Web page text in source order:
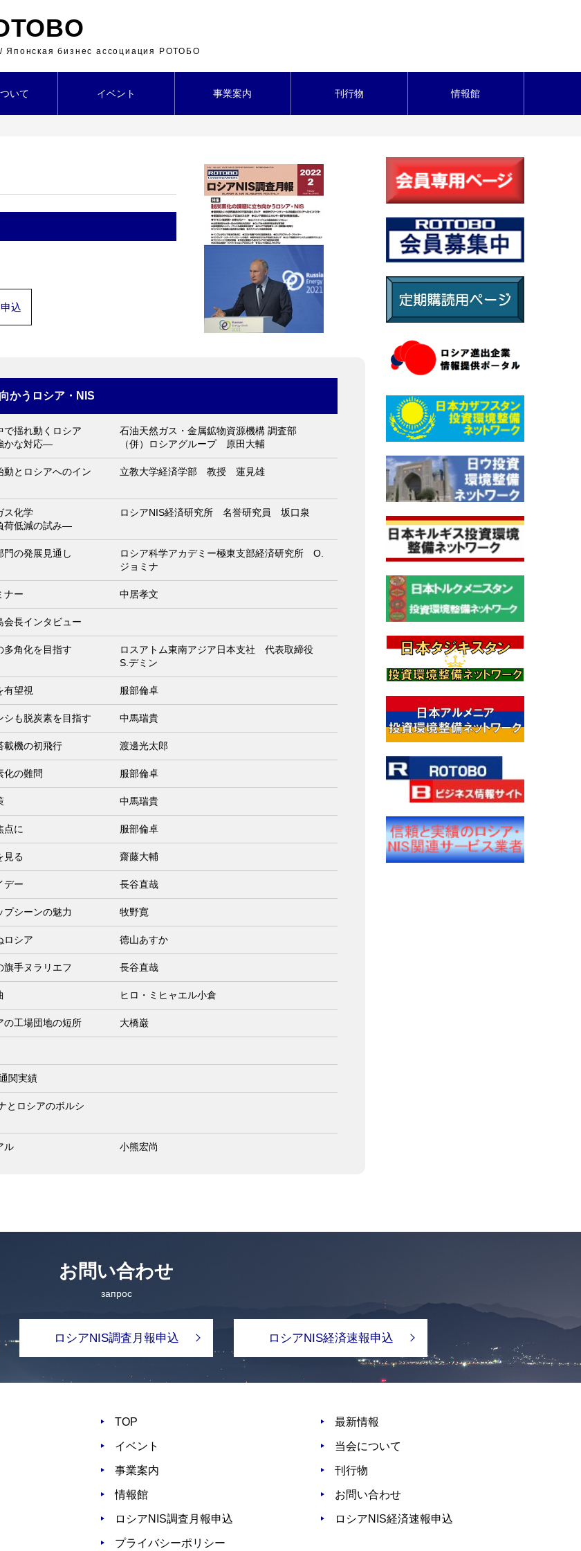
Японская бизнес ассоциация РОТОБО
いて イベント 事業案内 刊行物 情報館
込
かうロシア・NIS
で揺れ動くロシア
かな対応―
石油天然ガス・金属鉱物資源機構 調査部
（併）ロシアグループ 原田大輔
動とロシアへのイン
立教大学経済学部 教授 蓮見雄
ス化学
荷低減の試み―
ロシアNIS経済研究所 名誉研究員 坂口泉
門の発展見通し
ロシア科学アカデミー極東支部経済研究所 O.
ジョミナ
ナー 中居孝文
会長インタビュー
多角化を目指す
ロスアトム東南アジア日本支社 代表取締役
S.デミン
有望視 服部倫卓
シも脱炭素を目指す 中馬瑞貴
載機の初飛行 渡邊光太郎
化の難問 服部倫卓
中馬瑞貴
点に 服部倫卓
見る 齋藤大輔
デー 長谷直哉
プシーンの魅力 牧野寛
ロシア 徳山あすか
旗手ヌラリエフ 長谷直哉
ヒロ・ミヒャエル小倉
の工場団地の短所 大橋巌
関実績
とロシアのボルシ
ル 小熊宏尚
お問い合わせ
запрос
ロシアNIS調査月報申込 ロシアNIS経済速報申込
TOP 最新情報
イベント 当会について
事業案内 刊行物
情報館 お問い合わせ
ロシアNIS調査月報申込 ロシアNIS経済速報申込
プライバシーポリシー